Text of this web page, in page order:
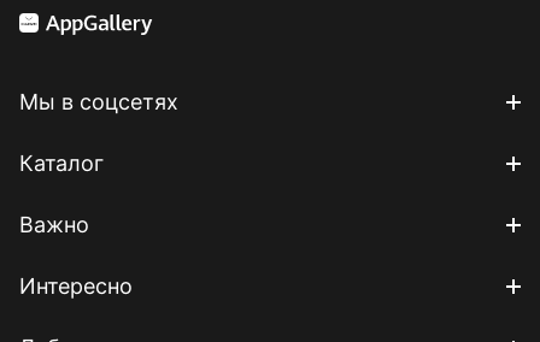
Мы в соцсетях
Каталог
Важно
Интересно